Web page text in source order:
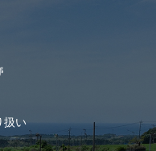
扱い